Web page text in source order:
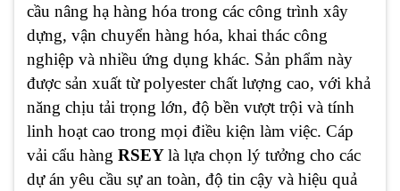
cầu nâng hạ hàng hóa trong các công trình xây
dựng, vận chuyển hàng hóa, khai thác công
nghiệp và nhiều ứng dụng khác. Sản phẩm này
được sản xuất từ polyester chất lượng cao, với khả
năng chịu tải trọng lớn, độ bền vượt trội và tính
linh hoạt cao trong mọi điều kiện làm việc. Cáp
vải cẩu hàng RSEYlà lựa chọn lý tưởng cho các
dự án yêu cầu sự an toàn, độ tin cậy và hiệu quả